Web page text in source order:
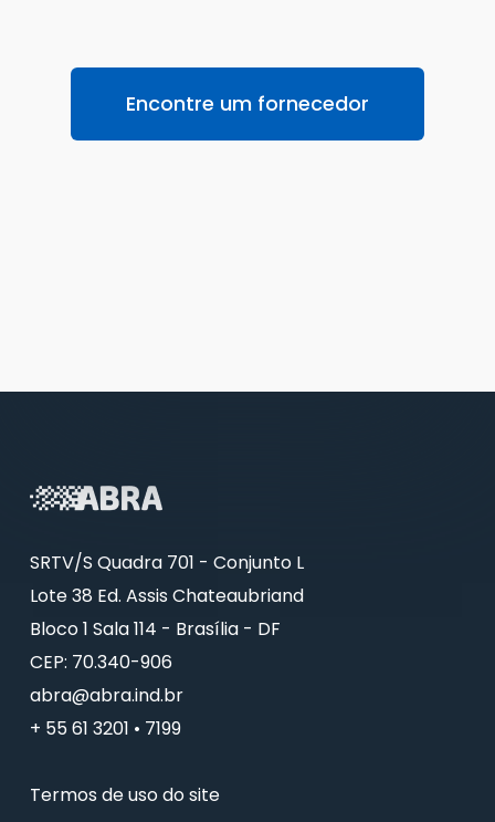
Encontre um fornecedor
SRTV/S Quadra 701 - Conjunto L
Lote 38 Ed. Assis Chateaubriand
Bloco 1 Sala 114 - Brasília - DF
CEP: 70.340-906
abra@abra.ind.br
+ 55 61 3201 • 7199
Termos de uso do site